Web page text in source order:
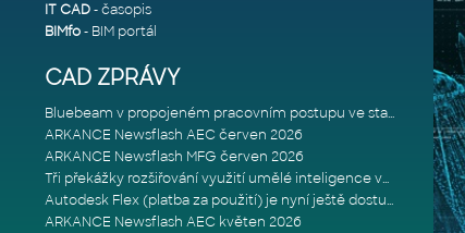
IT CAD- časopis
BIMfo- BIM portál
CAD ZPRÁVY
Bluebeam v propojeném pracovním postupu ve stavebnictví: Proč je int
ARKANCE Newsflash AEC červen 2026
ARKANCE Newsflash MFG červen 2026
Tři překážky rozšiřování využití umělé inteligence ve stavebním prům
Autodesk Flex (platba za použití) je nyní ještě dostupnější
ARKANCE Newsflash AEC květen 2026